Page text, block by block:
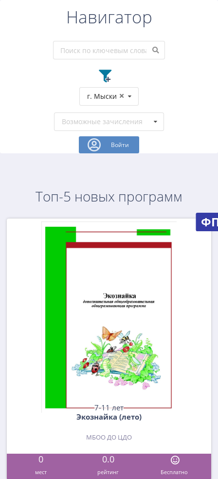
Навигатор
г. Мыски
Возможные зачисления
Войти
Топ-5 новых программ
7-11 лет
Экознайка (лето)
МБОО ДО ЦДО
0 0.0
мест рейтинг Бесплатно